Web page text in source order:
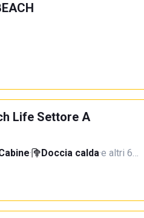
Life Settore A
· Doccia calda·e altri 6…